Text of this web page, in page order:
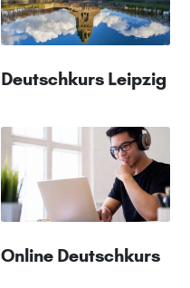
Deutschkurs Leipzig
Online Deutschkurs